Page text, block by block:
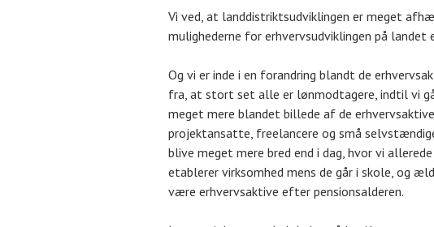
Vi ved, at landdistriktsudviklingen er meget
mulighederne for erhvervsudviklingen på landet
Og vi er inde i en forandring blandt de
fra, at stort set alle er lønmodtagere, indtil vi
meget mere blandet billede af de
projektansatte, freelancere og små
blive meget mere bred end i dag, hvor vi
etablerer virksomhed mens de går i skole, og
være erhvervsaktive efter pensionsalderen.